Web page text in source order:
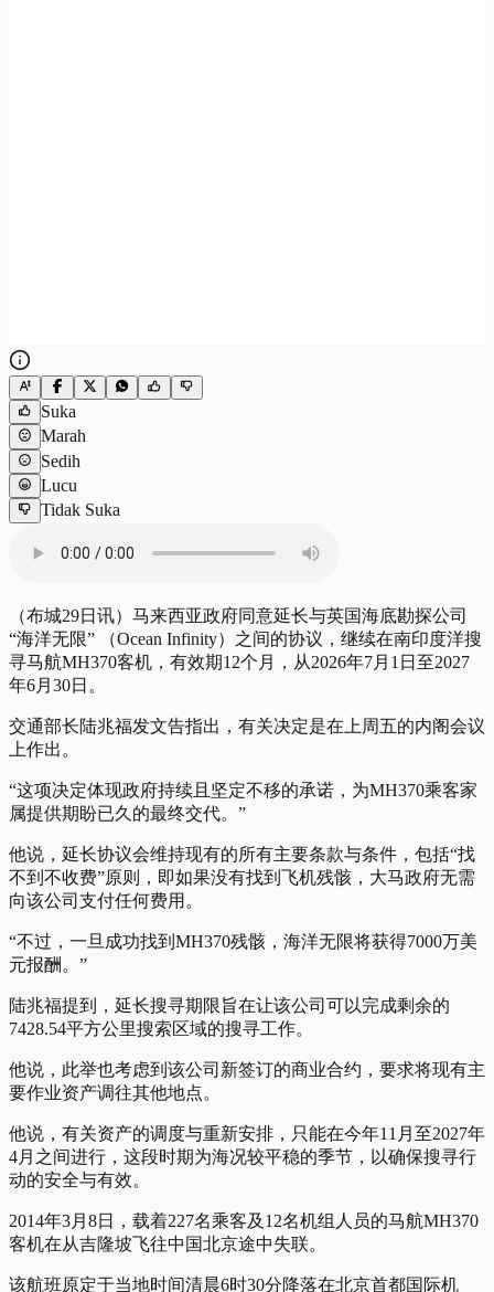
Suka
Marah
Sedih
Lucu
Tidak Suka
（布城29日讯）马来西亚政府同意延长与英国海底勘探公司
“海洋无限” （Ocean Infinity）之间的协议，继续在南印度洋搜
寻马航MH370客机，有效期12个月，从2026年7月1日至2027
年6月30日。
交通部长陆兆福发文告指出，有关决定是在上周五的内阁会议
上作出。
“这项决定体现政府持续且坚定不移的承诺，为MH370乘客家
属提供期盼已久的最终交代。”
他说，延长协议会维持现有的所有主要条款与条件，包括“找
不到不收费”原则，即如果没有找到飞机残骸，大马政府无需
向该公司支付任何费用。
“不过，一旦成功找到MH370残骸，海洋无限将获得7000万美
元报酬。”
陆兆福提到，延长搜寻期限旨在让该公司可以完成剩余的
7428.54平方公里搜索区域的搜寻工作。
他说，此举也考虑到该公司新签订的商业合约，要求将现有主
要作业资产调往其他地点。
他说，有关资产的调度与重新安排，只能在今年11月至2027年
4月之间进行，这段时期为海况较平稳的季节，以确保搜寻行
动的安全与有效。
2014年3月8日，载着227名乘客及12名机组人员的马航MH370
客机在从吉隆坡飞往中国北京途中失联。
该航班原定于当地时间清晨6时30分降落在北京首都国际机